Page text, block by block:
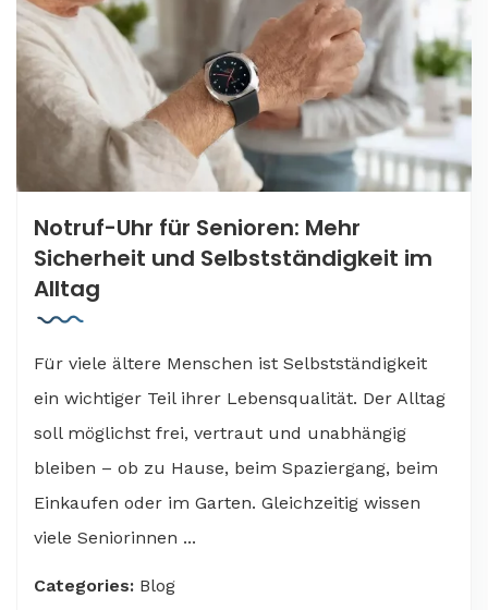
Notruf-Uhr für Senioren: Mehr
Sicherheit und Selbstständigkeit im
Alltag
Für viele ältere Menschen ist Selbstständigkeit
ein wichtiger Teil ihrer Lebensqualität. Der Alltag
soll möglichst frei, vertraut und unabhängig
bleiben – ob zu Hause, beim Spaziergang, beim
Einkaufen oder im Garten. Gleichzeitig wissen
viele Seniorinnen ...
Categories: Blog